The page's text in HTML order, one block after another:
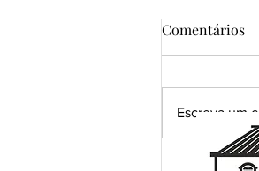
Grandes
Comentários
Escreva um